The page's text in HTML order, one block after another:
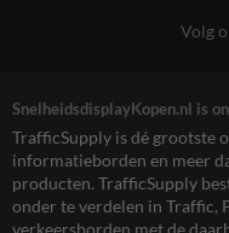
Volg
SnelheidsdisplayKopen.nl is
TrafficSupply is dé grootste
informatieborden en meer
producten. TrafficSupply
onder te verdelen in Traffic,